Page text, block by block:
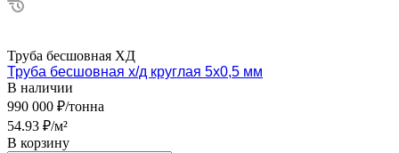
Труба бесшовная ХД
Труба бесшовная х/д круглая 5х0,5 мм
В наличии
990 000 ₽/тонна
54.93 ₽/м²
В корзину